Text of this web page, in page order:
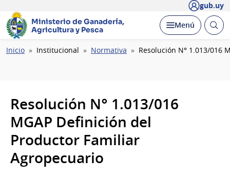
gub.uy
Ministerio de Ganadería,
Agricultura y Pesca
Desplegar
Menú Abrir
Ruta
Inicio Institucional Normativa Resolución N° 1.013/016
Resolución N° 1.013/016
MGAP Definición del
Productor Familiar
Agropecuario